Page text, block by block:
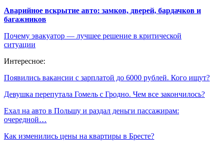
Аварийное вскрытие авто: замков, дверей, бардачков и
багажников
Почему эвакуатор — лучшее решение в критической
ситуации
Интересное:
Появились вакансии с зарплатой до 6000 рублей. Кого ищут?
Девушка перепутала Гомель с Гродно. Чем все закончилось?
Ехал на авто в Польшу и раздал деньги пассажирам:
очередной…
Как изменились цены на квартиры в Бресте?